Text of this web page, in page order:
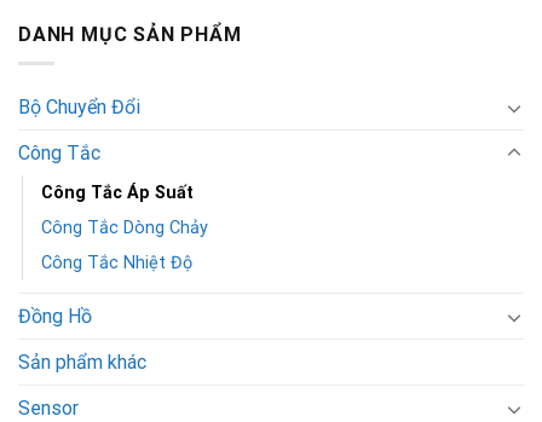
DANH MỤC SẢN PHẨM
Bộ Chuyển Đổi
Công Tắc
Công Tắc Áp Suất
Công Tắc Dòng Chảy
Công Tắc Nhiệt Độ
Đồng Hồ
Sản phẩm khác
Sensor